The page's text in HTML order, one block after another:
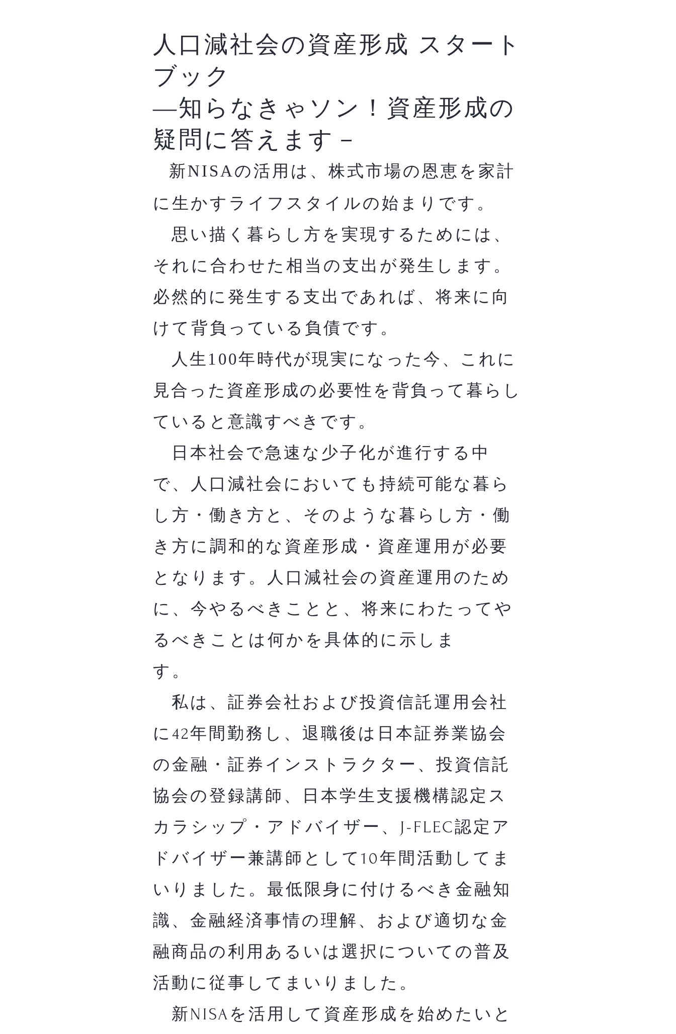
人口減社会の資産形成 スタート
ブック
―知らなきゃソン！資産形成の
疑問に答えます－
新NISAの活用は、株式市場の恩恵を家計
に生かすライフスタイルの始まりです。
思い描く暮らし方を実現するためには、
それに合わせた相当の支出が発生します。
必然的に発生する支出であれば、将来に向
けて背負っている負債です。
人生100年時代が現実になった今、これに
見合った資産形成の必要性を背負って暮らし
ていると意識すべきです。
日本社会で急速な少子化が進行する中
で、人口減社会においても持続可能な暮ら
し方・働き方と、そのような暮らし方・働
き方に調和的な資産形成・資産運用が必要
となります。人口減社会の資産運用のため
に、今やるべきことと、将来にわたってや
るべきことは何かを​具体的に示しま
す。
私は、証券会社および投資信託運用会社
に42年間勤務し、退職後は日本証券業協会
の金融・証券インストラクター、投資信託
協会の登録講師、日本学生支援機構認定ス
カラシップ・アドバイザー、J-FLEC認定ア
ドバイザー兼講師として10年間活動してま
いりました。最低限身に付けるべき金融知
識、金融経済事情の理解、および適切な金
融商品の利用あるいは選択についての普及
活動に従事してまいりました。
新NISAを活用して資産形成を始めたいと